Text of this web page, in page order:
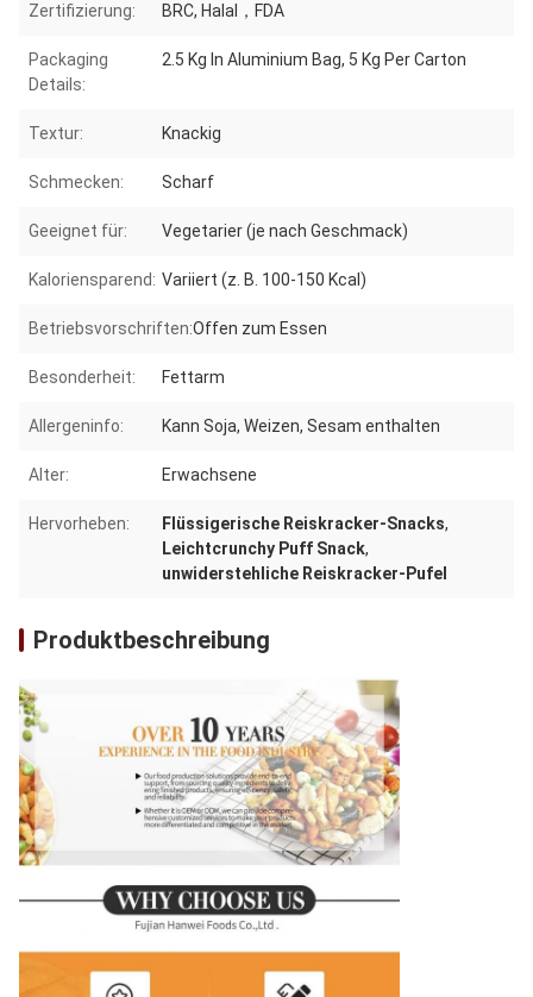
Zertifizierung: BRC, Halal，FDA
Packaging
Details:
2.5 Kg In Aluminium Bag, 5 Kg Per Carton
Textur: Knackig
Schmecken: Scharf
Geeignet für: Vegetarier (je nach Geschmack)
Kaloriensparend: Variiert (z. B. 100-150 Kcal)
Betriebsvorschriften:Offen zum Essen
Besonderheit: Fettarm
Allergeninfo: Kann Soja, Weizen, Sesam enthalten
Alter: Erwachsene
Hervorheben: Flüssigerische Reiskracker-Snacks,
Leichtcrunchy Puff Snack,
unwiderstehliche Reiskracker-Pufel
Produktbeschreibung